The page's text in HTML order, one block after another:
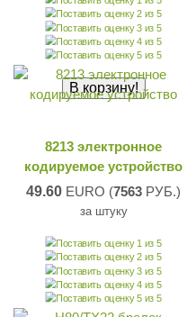
8213 электронное
кодируемое устройство
49.60 EURO (7563 РУБ.)
за штуку